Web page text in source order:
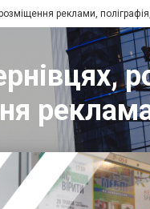
реклами,